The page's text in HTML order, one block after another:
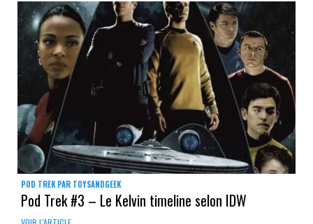
POD TREK PAR TOYSANDGEEK
Pod Trek #3 – Le Kelvin timeline selon IDW